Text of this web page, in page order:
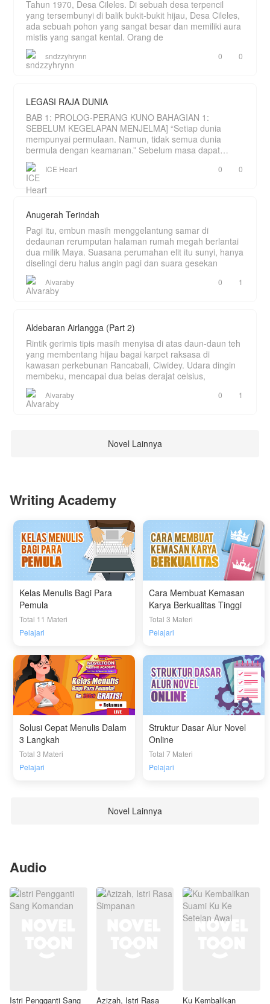
Tahun 1970, Desa Cileles. Di sebuah desa terpencil
yang tersembunyi di balik bukit-bukit hijau, Desa Cileles,
ada sebuah pohon yang sangat besar dan memiliki aura
mistis yang sangat kental. Orang de
sndzzyhrynn 0 0
LEGASI RAJA DUNIA
BAB 1: PROLOG-PERANG KUNO BAHAGIAN 1:
SEBELUM KEGELAPAN MENJELMA] “Setiap dunia
mempunyai permulaan. Namun, tidak semua dunia
bermula dengan keamanan.” Sebelum masa dapat
dihitung, hanya wujud sebu
ICE Heart 0 0
Anugerah Terindah
Pagi itu, embun masih menggelantung samar di
dedaunan rerumputan halaman rumah megah berlantai
dua milik Maya. Suasana perumahan elit itu sunyi, hanya
diselingi deru halus angin pagi dan suara gesekan
Alvaraby 0 1
Aldebaran Airlangga (Part 2)
Rintik gerimis tipis masih menyisa di atas daun-daun teh
yang membentang hijau bagai karpet raksasa di
kawasan perkebunan Rancabali, Ciwidey. Udara dingin
membeku, mencapai dua belas derajat celsius,
Alvaraby 0 1
Novel Lainnya
Writing Academy
Kelas Menulis Bagi Para
Pemula
Total 11 Materi
Pelajari
Cara Membuat Kemasan
Karya Berkualitas Tinggi
Total 3 Materi
Pelajari
Solusi Cepat Menulis Dalam
3 Langkah
Total 3 Materi
Pelajari
Struktur Dasar Alur Novel
Online
Total 7 Materi
Pelajari
Novel Lainnya
Audio
Istri Pengganti Sang Azizah, Istri Rasa Ku Kembalikan